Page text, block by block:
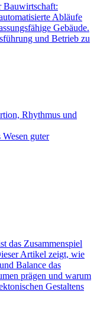
Bauwirtschaft:
Abläufe
Gebäude.
und Betrieb zu
Rhythmus und
guter
das Zusammenspiel
Artikel zeigt, wie
Balance das
prägen und warum
Gestaltens